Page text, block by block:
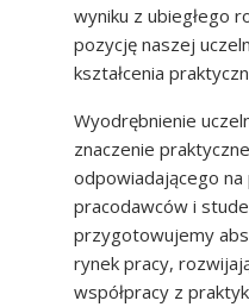
wyniku z ubiegłego
pozycję naszej
kształcenia
Wyodrębnienie
znaczenie
odpowiadającego
pracodawców i
przygotowujemy
rynek pracy,
współpracy z